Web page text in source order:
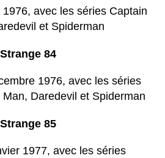
1976, avec les séries Captain
et Spiderman
Strange 84
1976, avec les séries
Daredevil et Spiderman
Strange 85
1977, avec les séries